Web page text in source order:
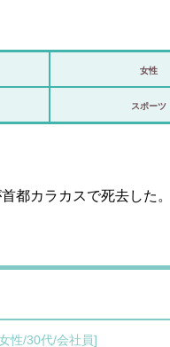
女性
スポーツ
都カラカスで死去した